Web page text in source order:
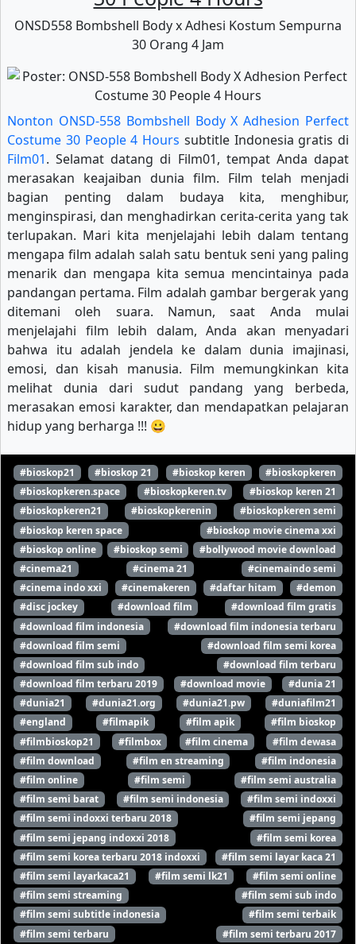
ONSD558 Bombshell Body x Adhesi Kostum Sempurna
30 Orang 4 Jam
Nonton ONSD-558 Bombshell Body X Adhesion Perfect
Costume 30 People 4 Hours subtitle Indonesia gratis di
Film01. Selamat datang di Film01, tempat Anda dapat
merasakan keajaiban dunia film. Film telah menjadi
bagian penting dalam budaya kita, menghibur,
menginspirasi, dan menghadirkan cerita-cerita yang tak
terlupakan. Mari kita menjelajahi lebih dalam tentang
mengapa film adalah salah satu bentuk seni yang paling
menarik dan mengapa kita semua mencintainya pada
pandangan pertama. Film adalah gambar bergerak yang
ditemani oleh suara. Namun, saat Anda mulai
menjelajahi film lebih dalam, Anda akan menyadari
bahwa itu adalah jendela ke dalam dunia imajinasi,
emosi, dan kisah manusia. Film memungkinkan kita
melihat dunia dari sudut pandang yang berbeda,
merasakan emosi karakter, dan mendapatkan pelajaran
hidup yang berharga !!! 😀
#bioskop21 #bioskop 21 #bioskop keren
#bioskopkeren
#bioskopkeren.space
#bioskopkeren.tv
#bioskop keren 21
#bioskopkeren21
#bioskopkerenin
#bioskopkeren semi
#bioskop keren space
#bioskop movie cinema xxi
#bioskop online
#bioskop semi
#bollywood movie download
#cinema21
#cinema 21
#cinemaindo semi
#cinema indo xxi
#cinemakeren #daftar hitam
#demon
#disc jockey
#download film
#download film gratis
#download film indonesia
#download film indonesia terbaru
#download film semi
#download film semi korea
#download film sub indo
#download film terbaru
#download film terbaru 2019
#download movie
#dunia 21
#dunia21
#dunia21.org #dunia21.pw
#duniafilm21
#england
#filmapik #film apik
#film bioskop
#filmbioskop21
#filmbox #film cinema
#film dewasa
#film download
#film en streaming
#film indonesia
#film online
#film semi
#film semi australia
#film semi barat
#film semi indonesia
#film semi indoxxi
#film semi indoxxi terbaru 2018
#film semi jepang
#film semi jepang indoxxi 2018
#film semi korea
#film semi korea terbaru 2018 indoxxi
#film semi layar kaca 21
#film semi layarkaca21
#film semi lk21
#film semi online
#film semi streaming
#film semi sub indo
#film semi subtitle indonesia
#film semi terbaik
#film semi terbaru
#film semi terbaru 2017